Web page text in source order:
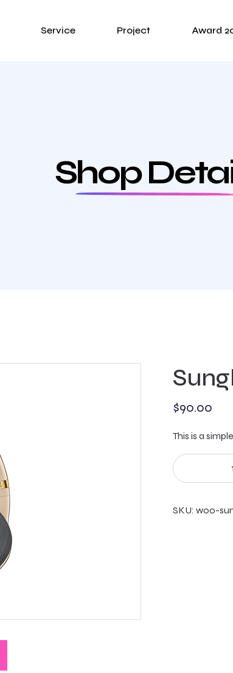
Service Project Award
Shop
$90.00
This is a
SKU:woo-